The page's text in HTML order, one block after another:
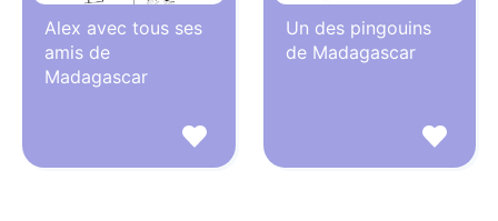
Alex avec tous ses
amis de
Madagascar
Un des pingouins
de Madagascar